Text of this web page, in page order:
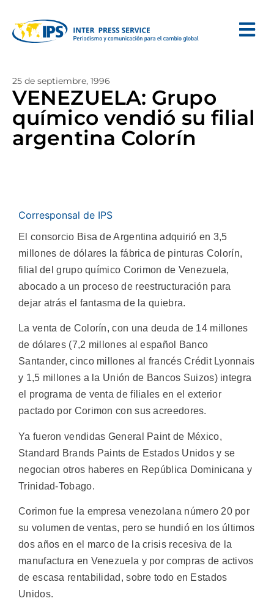
25 de septiembre, 1996
VENEZUELA: Grupo
químico vendió su filial
argentina Colorín
Corresponsal de IPS
El consorcio Bisa de Argentina adquirió en 3,5
millones de dólares la fábrica de pinturas Colorín,
filial del grupo químico Corimon de Venezuela,
abocado a un proceso de reestructuración para
dejar atrás el fantasma de la quiebra.
La venta de Colorín, con una deuda de 14 millones
de dólares (7,2 millones al español Banco
Santander, cinco millones al francés Crédit Lyonnais
y 1,5 millones a la Unión de Bancos Suizos) integra
el programa de venta de filiales en el exterior
pactado por Corimon con sus acreedores.
Ya fueron vendidas General Paint de México,
Standard Brands Paints de Estados Unidos y se
negocian otros haberes en República Dominicana y
Trinidad-Tobago.
Corimon fue la empresa venezolana número 20 por
su volumen de ventas, pero se hundió en los últimos
dos años en el marco de la crisis recesiva de la
manufactura en Venezuela y por compras de activos
de escasa rentabilidad, sobre todo en Estados
Unidos.